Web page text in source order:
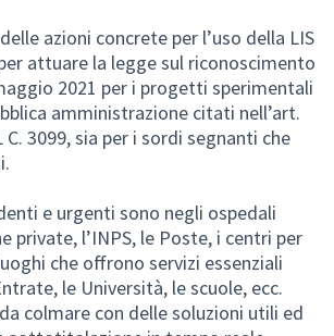
azioni concrete per l’uso della LIS
attuare la legge sul riconoscimento
2021 per i progetti sperimentali
amministrazione citati nell’art.
C. 3099, sia per i sordi segnanti che
e urgenti sono negli ospedali
private, l’INPS, le Poste, i centri per
che offrono servizi essenziali
le Università, le scuole, ecc.
colmare con delle soluzioni utili ed